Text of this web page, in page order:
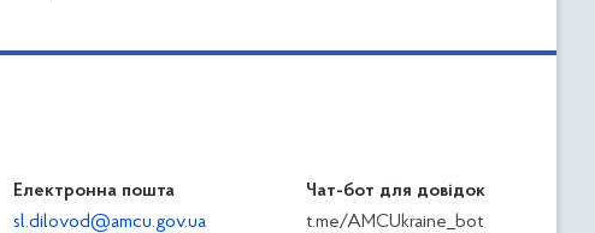
Електронна пошта
sl.dilovod@amcu.gov.ua
Чат-бот для довідок
t.me/AMCUkraine_bot